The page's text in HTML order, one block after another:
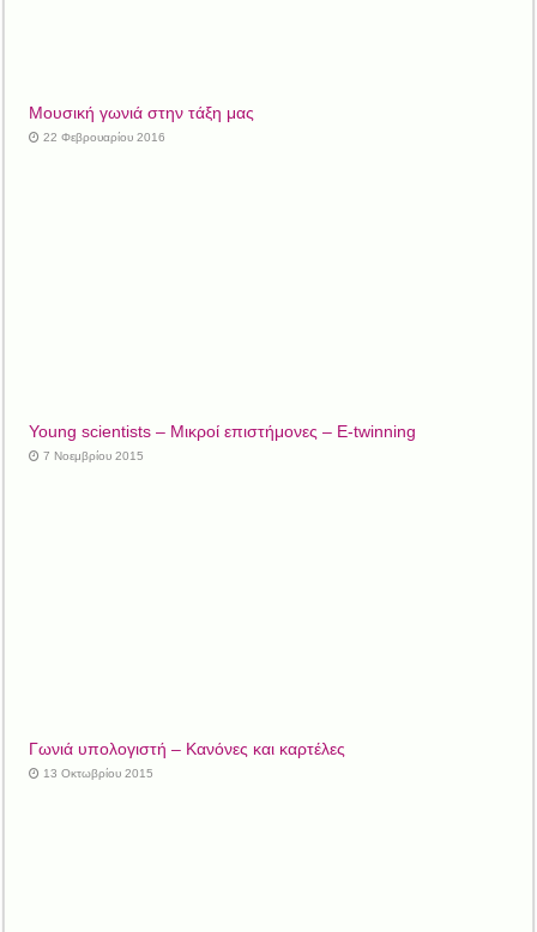
Μουσική γωνιά στην τάξη μας
22 Φεβρουαρίου 2016
Young scientists – Μικροί επιστήμονες – E-twinning
7 Νοεμβρίου 2015
Γωνιά υπολογιστή – Κανόνες και καρτέλες
13 Οκτωβρίου 2015